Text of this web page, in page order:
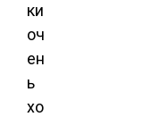
ки
оч
ен
ь
хо